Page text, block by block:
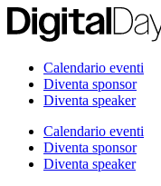
Calendario eventi
Diventa sponsor
Diventa speaker
Calendario eventi
Diventa sponsor
Diventa speaker